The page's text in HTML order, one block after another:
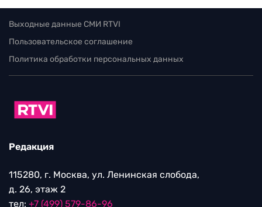
Выходные данные СМИ RTVI
Пользовательское соглашение
Политика обработки персональных данных
Редакция
115280, г. Москва, ул. Ленинская слобода,
д. 26, этаж 2
тел: +7 (499) 579-86-96